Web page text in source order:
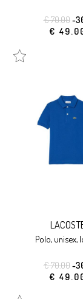
€ 70.00-
€
polo, unisex,
€ 70.00-
€